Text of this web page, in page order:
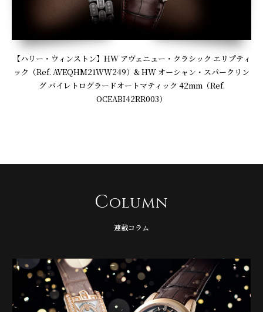
【ハリー・ウィンストン】HW アヴェニュー・クラシック エリプティ
ック（Ref. AVEQHM21WW249）& HW オーシャン・スパークリン
グ バイレトログラードオートマティック 42mm（Ref.
OCEABI42RR003）
Column
連載コラム